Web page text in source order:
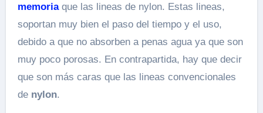
memoriaque las lineas de nylon. Estas lineas,
soportan muy bien el paso del tiempo y el uso,
debido a que no absorben a penas agua ya que son
muy poco porosas. En contrapartida, hay que decir
que son más caras que las lineas convencionales
de nylon.